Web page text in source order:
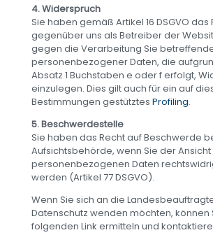
4. Widerspruch
Sie haben gemäß Artikel 16 DSGVO das
gegenüber uns als Betreiber der
gegen die Verarbeitung Sie
personenbezogener Daten, die
Absatz 1 Buchstaben e oder f erfolgt,
einzulegen. Dies gilt auch für ein auf
Bestimmungen gestütztes Profiling.
5. Beschwerdestelle
Sie haben das Recht auf Beschwerde
Aufsichtsbehörde, wenn Sie der Ansicht
personenbezogenen Daten
werden (Artikel 77 DSGVO).
Wenn Sie sich an die
Datenschutz wenden möchten, können
folgenden Link ermitteln und